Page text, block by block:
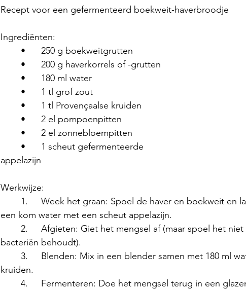
Recept voor een gefermenteerd boekweit-haverbroodje
Ingrediënten:
	•	250 g boekweitgrutten
	•	200 g haverkorrels of -grutten
	•	180 ml water
	•	1 tl grof zout
	•	1 tl Provençaalse kruiden
	•	2 el pompoenpitten
	•	2 el zonnebloempitten
appelazijn
Werkwijze:
een kom water met een scheut appelazijn.
bacteriën behoudt).
kruiden.